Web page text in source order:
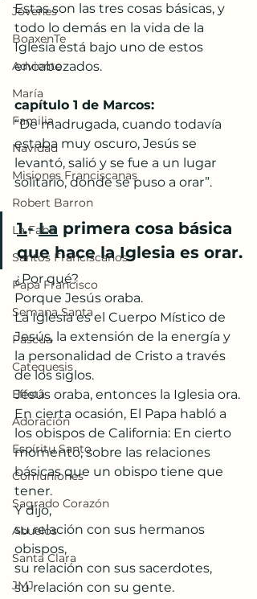
Jóvenes
BoaxenTe
Adviento
María
Familia
Navidad
Misiones Franciscanas
Robert Barron
La Faba
Santos Franciscanos
Papa Francisco
Semana Santa
Pascua
Catequesis
Effetá
Adoración
Espíritu Santo
Comuniones
Sagrado Corazón
Abuelos
Santa Clara
JMJ
Estas son las tres cosas básicas, y
todo lo demás en la vida de la
Iglesia está bajo uno de estos
encabezados.
capítulo 1 de Marcos:
“De madrugada, cuando todavía
estaba muy oscuro, Jesús se
levantó, salió y se fue a un lugar
solitario, donde se puso a orar”.
1.- La primera cosa básica
que hace la Iglesia es orar.
¿Por qué?
Porque Jesús oraba.
La Iglesia es el Cuerpo Místico de
Jesús, la extensión de la energía y
la personalidad de Cristo a través
de los siglos.
Jesús oraba, entonces la Iglesia ora.
En cierta ocasión, El Papa habló a
los obispos de California: En cierto
momento, sobre las relaciones
básicas que un obispo tiene que
tener.
Y dijo,
su relación con sus hermanos
obispos,
su relación con sus sacerdotes,
su relación con su gente.